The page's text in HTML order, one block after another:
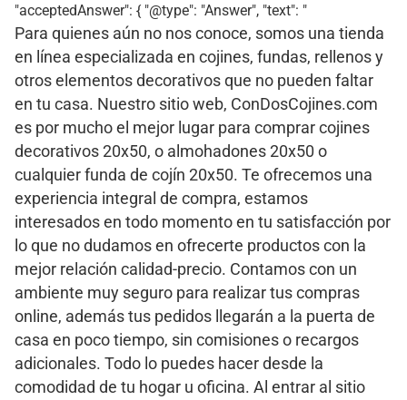
"acceptedAnswer": { "@type": "Answer", "text": "
Para quienes aún no nos conoce, somos una tienda
en línea especializada en cojines, fundas, rellenos y
otros elementos decorativos que no pueden faltar
en tu casa. Nuestro sitio web, ConDosCojines.com
es por mucho el mejor lugar para comprar cojines
decorativos 20x50, o almohadones 20x50 o
cualquier funda de cojín 20x50. Te ofrecemos una
experiencia integral de compra, estamos
interesados en todo momento en tu satisfacción por
lo que no dudamos en ofrecerte productos con la
mejor relación calidad-precio. Contamos con un
ambiente muy seguro para realizar tus compras
online, además tus pedidos llegarán a la puerta de
casa en poco tiempo, sin comisiones o recargos
adicionales. Todo lo puedes hacer desde la
comodidad de tu hogar u oficina. Al entrar al sitio